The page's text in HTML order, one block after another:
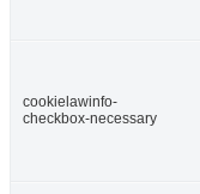
cookielawinfo-
checkbox-necessary